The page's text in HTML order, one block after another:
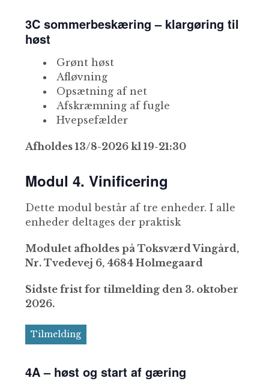
3C sommerbeskæring – klargøring til
høst
Grønt høst
Afløvning
Opsætning af net
Afskræmning af fugle
Hvepsefælder
Afholdes 13/8-2026 kl 19-21:30
Modul 4. Vinificering
Dette modul består af tre enheder. I alle
enheder deltages der praktisk
Modulet afholdes på Toksværd Vingård,
Nr. Tvedevej 6, 4684 Holmegaard
Sidste frist for tilmelding den 3. oktober
2026.
Tilmelding
4A – høst og start af gæring